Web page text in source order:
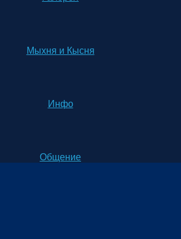
Мыхня и Кысня
Инфо
Общение